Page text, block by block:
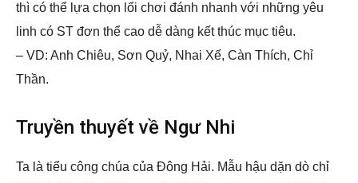
thì có thể lựa chọn lối chơi đánh nhanh với những yêu
linh có ST đơn thể cao dễ dàng kết thúc mục tiêu.
– VD: Anh Chiêu, Sơn Quỷ, Nhai Xế, Càn Thích, Chỉ
Thần.
Truyền thuyết về Ngư Nhi
Ta là tiểu công chúa của Đông Hải. Mẫu hậu dặn dò chỉ